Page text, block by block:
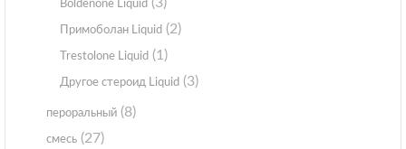
Boldenone Liquid
Примоболан Liquid (2)
Trestolone Liquid (1)
Другое стероид Liquid (3)
пероральный (8)
смесь (27)